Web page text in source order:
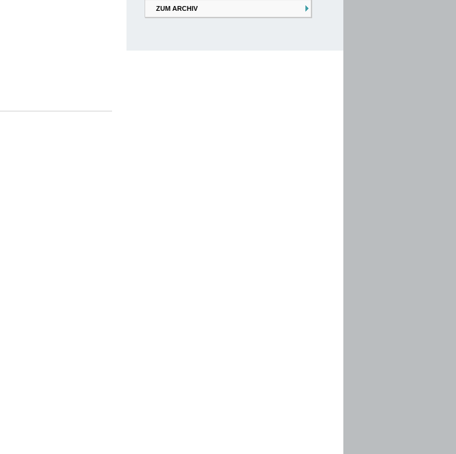
ZUM ARCHIV